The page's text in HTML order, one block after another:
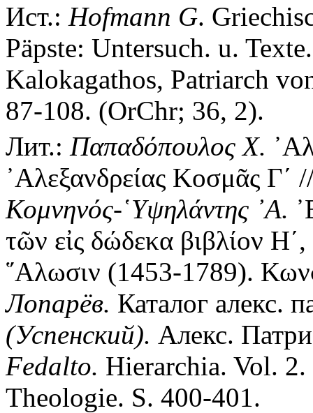
Ист.: Hofmann G.
Päpste: Untersuch. u.
Kalokagathos, Patriarch
87-108. (OrChr; 36, 2).
Лит.: Παπαδόπουλος Χ.
᾿Αλεξανδρείας Κοσμᾶς
Κομνηνός-῾Υψηλάντης ᾿Α.
τῶν εἰς δώδεκα βιβλίον
῞Αλωσιν (1453-1789).
Лопарёв. Каталог алекс.
(Успенский). Алекс.
Fedalto. Hierarchia. Vol.
Theologie. S. 400-401.